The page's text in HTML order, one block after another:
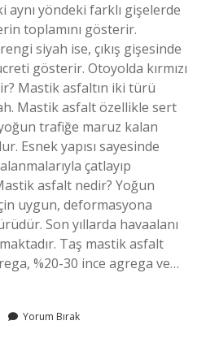
aynı yöndeki farklı gişelerde
toplamını gösterir.
siyah ise, çıkış gişesinde
gösterir. Otoyolda kırmızı
Mastik asfaltın iki türü
Mastik asfalt özellikle sert
trafiğe maruz kalan
Esnek yapısı sayesinde
çatlayıp
asfalt nedir? Yoğun
uygun, deformasyona
Son yıllarda havaalanı
Taş mastik asfalt
%20-30 ince agrega ve…
Yorum Bırak